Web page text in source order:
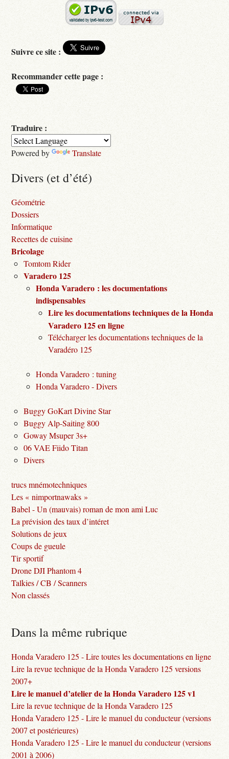
Suivre ce site :
Recommander cette page :
Traduire :
Powered by Translate
Divers (et d’été)
Géométrie
Dossiers
Informatique
Recettes de cuisine
Bricolage
Tomtom Rider
Varadero 125
Honda Varadero : les documentations
indispensables
Lire les documentations techniques de la Honda
Varadero 125 en ligne
Télécharger les documentations techniques de la
Varadéro 125
Honda Varadero : tuning
Honda Varadero - Divers
Buggy GoKart Divine Star
Buggy Alp-Saiting 800
Goway Msuper 3s+
06 VAE Fiido Titan
Divers
trucs mnémotechniques
Les « nimportnawaks »
Babel - Un (mauvais) roman de mon ami Luc
La prévision des taux d’intéret
Solutions de jeux
Coups de gueule
Tir sportif
Drone DJI Phantom 4
Talkies / CB / Scanners
Non classés
Dans la même rubrique
Honda Varadero 125 - Lire toutes les documentations en ligne
Lire la revue technique de la Honda Varadero 125 versions
2007+
Lire le manuel d’atelier de la Honda Varadero 125 v1
Lire la revue technique de la Honda Varadero 125
Honda Varadero 125 - Lire le manuel du conducteur (versions
2007 et postérieures)
Honda Varadero 125 - Lire le manuel du conducteur (versions
2001 à 2006)